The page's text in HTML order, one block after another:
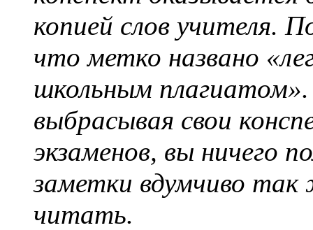
копией слов учителя.
что метко названо
школьным
выбрасывая свои
экзаменов, вы ничего
заметки вдумчиво так
читать.